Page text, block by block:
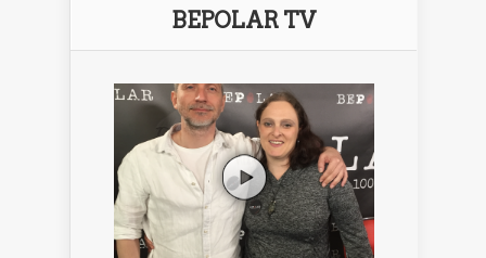
BEPOLAR TV